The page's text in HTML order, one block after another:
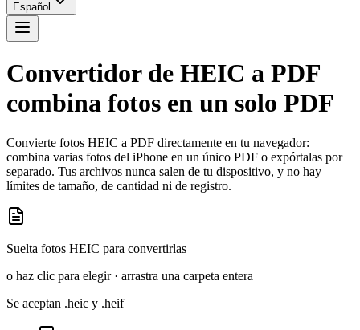
Español
Convertidor de HEIC a PDF
combina fotos en un solo PDF
Convierte fotos HEIC a PDF directamente en tu navegador:
combina varias fotos del iPhone en un único PDF o expórtalas por
separado. Tus archivos nunca salen de tu dispositivo, y no hay
límites de tamaño, de cantidad ni de registro.
Suelta fotos HEIC para convertirlas
o haz clic para elegir · arrastra una carpeta entera
Se aceptan .heic y .heif